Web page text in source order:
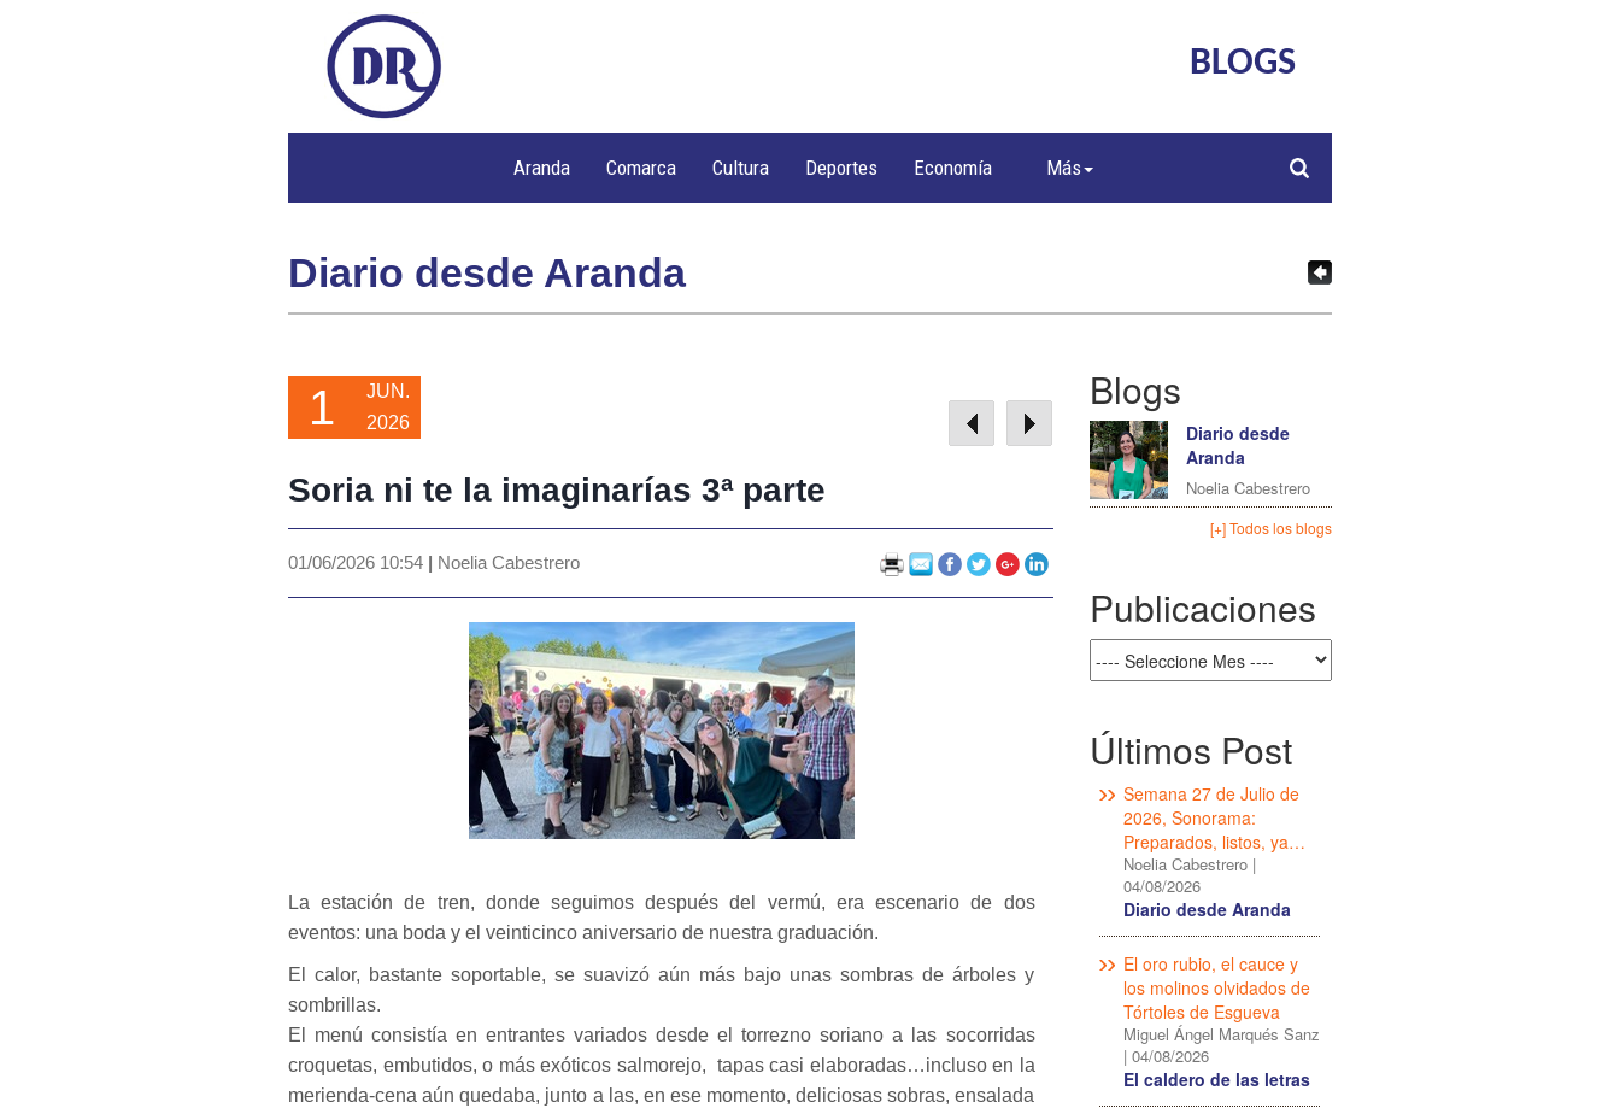
BLOGS
Aranda Comarca Cultura Deportes Economía Más
Diario desde Aranda
1
JUN.
2026
Soria ni te la imaginarías 3ª parte
01/06/2026 10:54 | Noelia Cabestrero
La estación de tren, donde seguimos después del vermú, era escenario de dos
eventos: una boda y el veinticinco aniversario de nuestra graduación.
El calor, bastante soportable, se suavizó aún más bajo unas sombras de árboles y
sombrillas.
El menú consistía en entrantes variados desde el torrezno soriano a las socorridas
croquetas, embutidos, o más exóticos salmorejo, tapas casi elaboradas…incluso en la
merienda-cena aún quedaba, junto a las, en ese momento, deliciosas sobras, ensalada
Blogs
Diario desde
Aranda
Noelia Cabestrero
[+] Todos los blogs
Publicaciones
Últimos Post
Semana 27 de Julio de
2026, Sonorama:
Preparados, listos, ya…
Noelia Cabestrero|
04/08/2026
Diario desde Aranda
El oro rubio, el cauce y
los molinos olvidados de
Tórtoles de Esgueva
Miguel Ángel Marqués Sanz
| 04/08/2026
El caldero de las letras